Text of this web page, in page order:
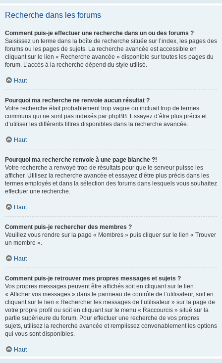
Recherche dans les forums
Comment puis-je effectuer une recherche dans un ou des forums ?
Saisissez un terme dans la boîte de recherche située sur l’index, les pages des
forums ou les pages de sujets. La recherche avancée est accessible en
cliquant sur le lien « Recherche avancée » disponible sur toutes les pages du
forum. L’accès à la recherche dépend du style utilisé.
Haut
Pourquoi ma recherche ne renvoie aucun résultat ?
Votre recherche était probablement trop vague ou incluait trop de termes
communs qui ne sont pas indexés par phpBB. Essayez d’être plus précis et
d’utiliser les différents filtres disponibles dans la recherche avancée.
Haut
Pourquoi ma recherche renvoie à une page blanche ?!
Votre recherche a renvoyé trop de résultats pour que le serveur puisse les
afficher. Utilisez la recherche avancée et essayez d’être plus précis dans les
termes employés et dans la sélection des forums dans lesquels vous souhaitez
effectuer une recherche.
Haut
Comment puis-je rechercher des membres ?
Veuillez vous rendre sur la page « Membres » puis cliquer sur le lien « Trouver
un membre ».
Haut
Comment puis-je retrouver mes propres messages et sujets ?
Vos propres messages peuvent être affichés soit en cliquant sur le lien
« Afficher vos messages » dans le panneau de contrôle de l’utilisateur, soit en
cliquant sur le lien « Rechercher les messages de l’utilisateur » sur la page de
votre propre profil ou soit en cliquant sur le menu « Raccourcis » situé sur la
partie supérieure du forum. Pour effectuer une recherche de vos propres
sujets, utilisez la recherche avancée et remplissez convenablement les options
qui vous sont disponibles.
Haut